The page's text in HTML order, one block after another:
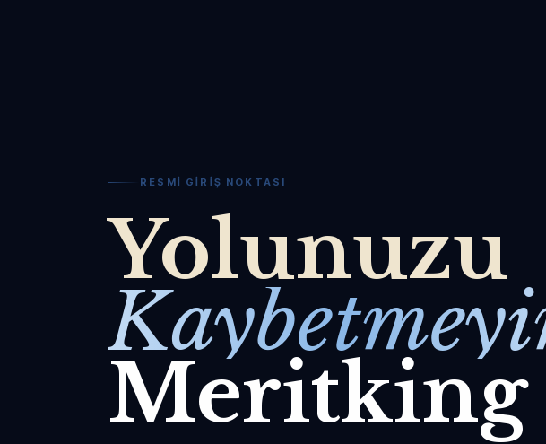
RESMI GIRIŞ NOKTASI
Yolunuzu
Meritking